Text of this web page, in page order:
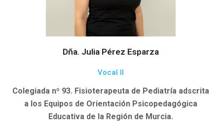
Dña. Julia Pérez Esparza
Vocal II
Colegiada nº 93. Fisioterapeuta de Pediatría adscrita
a los Equipos de Orientación Psicopedagógica
Educativa de la Región de Murcia.